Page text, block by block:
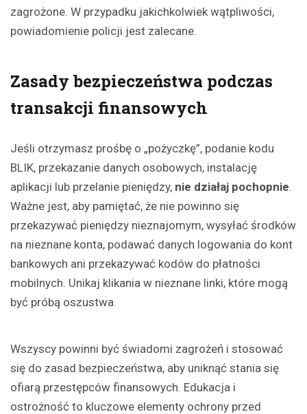
zagrożone. W przypadku jakichkolwiek wątpliwości,
powiadomienie policji jest zalecane.
Zasady bezpieczeństwa podczas
transakcji finansowych
Jeśli otrzymasz prośbę o „pożyczkę”, podanie kodu
BLIK, przekazanie danych osobowych, instalację
aplikacji lub przelanie pieniędzy, nie działaj pochopnie.
Ważne jest, aby pamiętać, że nie powinno się
przekazywać pieniędzy nieznajomym, wysyłać środków
na nieznane konta, podawać danych logowania do kont
bankowych ani przekazywać kodów do płatności
mobilnych. Unikaj klikania w nieznane linki, które mogą
być próbą oszustwa.
Wszyscy powinni być świadomi zagrożeń i stosować
się do zasad bezpieczeństwa, aby uniknąć stania się
ofiarą przestępców finansowych. Edukacja i
ostrożność to kluczowe elementy ochrony przed